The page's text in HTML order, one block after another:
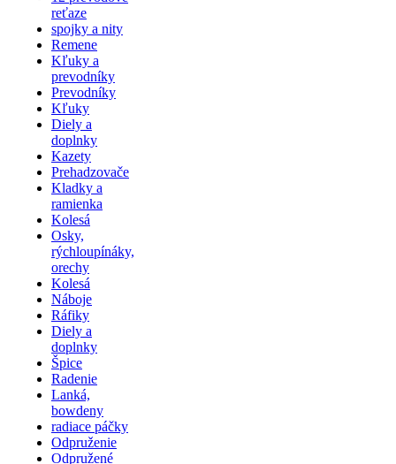
reťaze
spojky a nity
Remene
Kľuky a
prevodníky
Prevodníky
Kľuky
Diely a
doplnky
Kazety
Prehadzovače
Kladky a
ramienka
Kolesá
Osky,
rýchloupínáky,
orechy
Kolesá
Náboje
Ráfiky
Diely a
doplnky
Špice
Radenie
Lanká,
bowdeny
radiace páčky
Odpruženie
Odpružené